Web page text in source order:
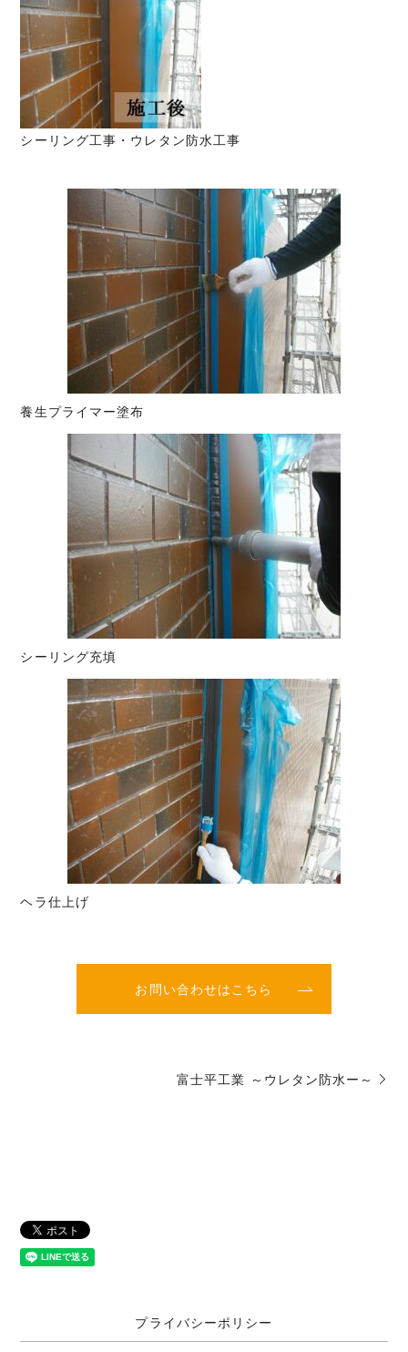
シーリング工事・ウレタン防水工事
養生プライマー塗布
シーリング充填
ヘラ仕上げ
お問い合わせはこちら
富士平工業 ～ウレタン防水ー～
プライバシーポリシー